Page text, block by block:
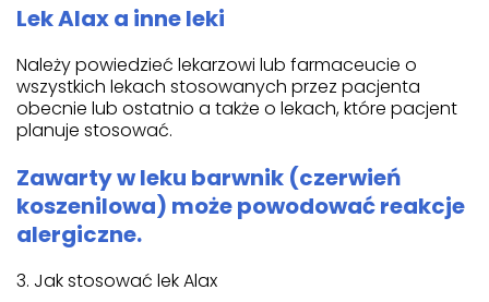
Lek Alax a inne leki
Należy powiedzieć lekarzowi lub farmaceucie o
wszystkich lekach stosowanych przez pacjenta
obecnie lub ostatnio a także o lekach, które pacjent
planuje stosować.
Zawarty w leku barwnik (czerwień
koszenilowa) może powodować reakcje
alergiczne.
3. Jak stosować lek Alax